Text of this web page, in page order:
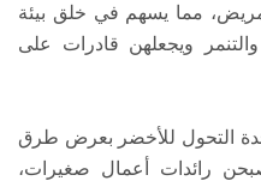
مما يسهم في خلق بيئة
ويجعلهن قادرات على
التحول للأخضر بعرض طرق
رائدات أعمال صغيرات،